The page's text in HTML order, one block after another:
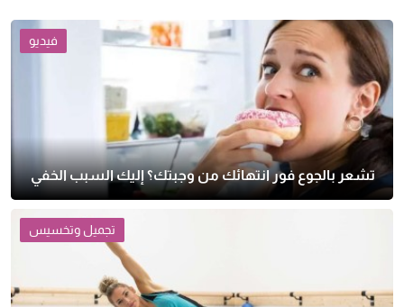
فيديو
تشعر بالجوع فور انتهائك من وجبتك؟ إليك السبب الخفي
تجميل وتخسيس